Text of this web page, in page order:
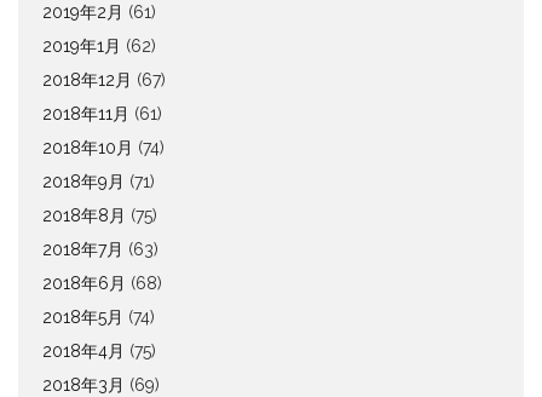
2019年2月 (61)
2019年1月 (62)
2018年12月 (67)
2018年11月 (61)
2018年10月 (74)
2018年9月 (71)
2018年8月 (75)
2018年7月 (63)
2018年6月 (68)
2018年5月 (74)
2018年4月 (75)
2018年3月 (69)